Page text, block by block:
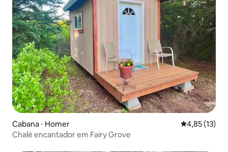
Cabana ⋅ Homer 4,85 de uma
4,85 (13)
Chalé encantador em Fairy Grove